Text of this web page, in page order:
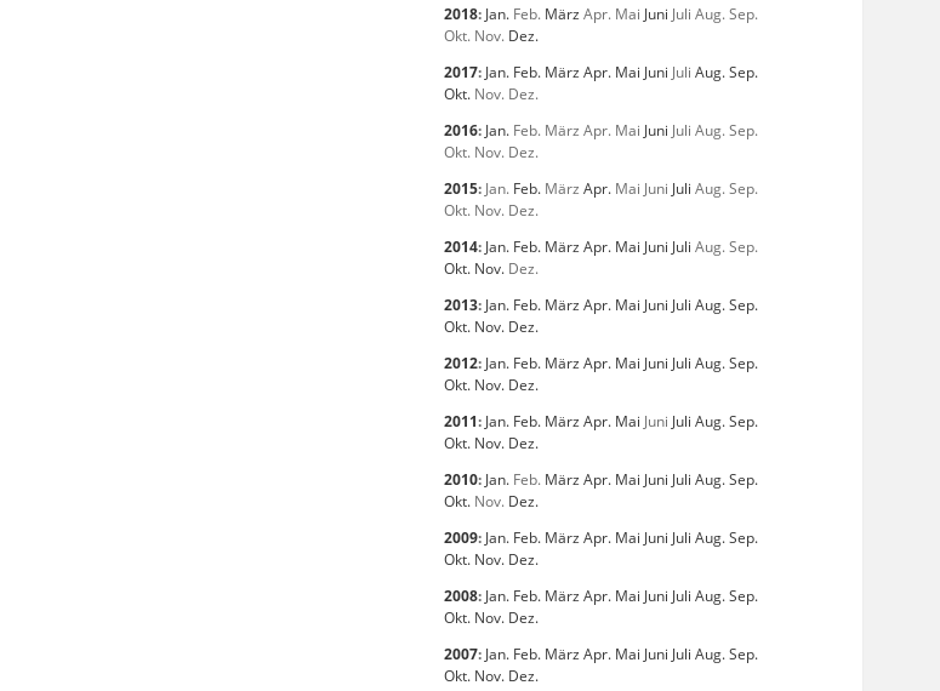
2018: Jan. Feb. März Apr. Mai Juni Juli Aug.Sep.
Okt. Nov. Dez.
2017: Jan. Feb. März Apr. Mai Juni Juli Aug.Sep.
Okt. Nov. Dez.
2016: Jan. Feb. März Apr. Mai Juni Juli Aug.Sep.
Okt. Nov. Dez.
2015: Jan. Feb. März Apr. Mai Juni Juli Aug.Sep.
Okt. Nov. Dez.
2014: Jan. Feb. März Apr. Mai Juni Juli Aug.Sep.
Okt. Nov. Dez.
2013: Jan. Feb. März Apr. Mai Juni Juli Aug.Sep.
Okt. Nov. Dez.
2012: Jan. Feb. März Apr. Mai Juni Juli Aug.Sep.
Okt. Nov. Dez.
2011: Jan. Feb. März Apr. Mai Juni Juli Aug.Sep.
Okt. Nov. Dez.
2010: Jan. Feb. März Apr. Mai Juni Juli Aug.Sep.
Okt. Nov. Dez.
2009: Jan. Feb. März Apr. Mai Juni Juli Aug.Sep.
Okt. Nov. Dez.
2008: Jan. Feb. März Apr. Mai Juni Juli Aug.Sep.
Okt. Nov. Dez.
2007: Jan. Feb. März Apr. Mai Juni Juli Aug.Sep.
Okt. Nov. Dez.